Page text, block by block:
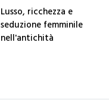
Lusso, ricchezza e
seduzione femminile
nell'antichità